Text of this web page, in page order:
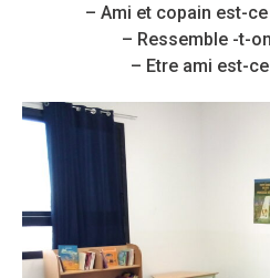
– Ami et copain est-
– Ressemble -t-
– Etre ami est-